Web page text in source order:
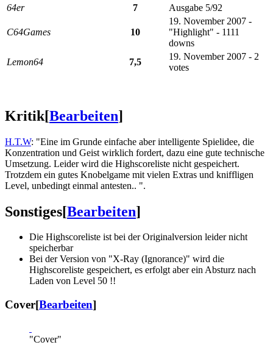
64er 7 Ausgabe 5/92
C64Games 10
19. November 2007 -
"Highlight" - 1111
downs
Lemon64
7,5
19. November 2007 - 2
votes
Kritik[Bearbeiten]
H.T.W: "Eine im Grunde einfache aber intelligente Spielidee, die
Konzentration und Geist wirklich fordert, dazu eine gute technische
Umsetzung. Leider wird die Highscoreliste nicht gespeichert.
Trotzdem ein gutes Knobelgame mit vielen Extras und kniffligen
Level, unbedingt einmal antesten.. ".
Sonstiges[Bearbeiten]
Die Highscoreliste ist bei der Originalversion leider nicht
speicherbar
Bei der Version von "X-Ray (Ignorance)" wird die
Highscoreliste gespeichert, es erfolgt aber ein Absturz nach
Laden von Level 50 !!
Cover[Bearbeiten]
"Cover"